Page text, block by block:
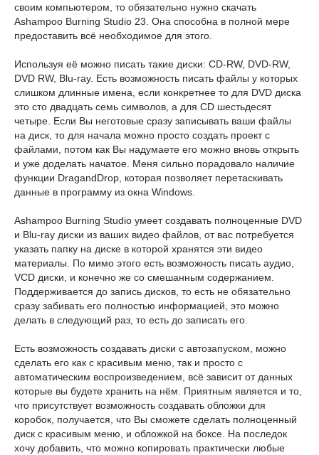
своим компьютером, то обязательно нужно скачать
Ashampoo Burning Studio 23. Она способна в полной мере
предоставить всё необходимое для этого.
Используя её можно писать такие диски: CD-RW, DVD-RW,
DVD RW, Blu-ray. Есть возможность писать файлы у которых
слишком длинные имена, если конкретнее то для DVD диска
это сто двадцать семь символов, а для CD шестьдесят
четыре. Если Вы неготовые сразу записывать ваши файлы
на диск, то для начала можно просто создать проект с
файлами, потом как Вы надумаете его можно вновь открыть
и уже доделать начатое. Меня сильно порадовало наличие
функции DragandDrop, которая позволяет перетаскивать
данные в программу из окна Windows.
Ashampoo Burning Studio умеет создавать полноценные DVD
и Blu-ray диски из ваших видео файлов, от вас потребуется
указать папку на диске в которой хранятся эти видео
материалы. По мимо этого есть возможность писать аудио,
VCD диски, и конечно же со смешанным содержанием.
Поддерживается до запись дисков, то есть не обязательно
сразу забивать его полностью информацией, это можно
делать в следующий раз, то есть до записать его.
Есть возможность создавать диски с автозапуском, можно
сделать его как с красивым меню, так и просто с
автоматическим воспроизведением, всё зависит от данных
которые вы будете хранить на нём. Приятным является и то,
что присутствует возможность создавать обложки для
коробок, получается, что Вы сможете сделать полноценный
диск с красивым меню, и обложкой на боксе. На последок
хочу добавить, что можно копировать практически любые